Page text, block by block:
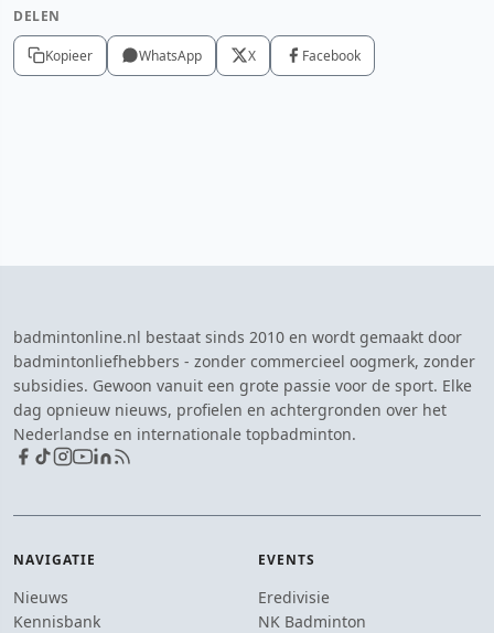
DELEN
Kopieer WhatsApp X Facebook
badmintonline.nl bestaat sinds 2010 en wordt gemaakt door
badmintonliefhebbers - zonder commercieel oogmerk, zonder
subsidies. Gewoon vanuit een grote passie voor de sport. Elke
dag opnieuw nieuws, profielen en achtergronden over het
Nederlandse en internationale topbadminton.
NAVIGATIE
Nieuws
Kennisbank
EVENTS
Eredivisie
NK Badminton